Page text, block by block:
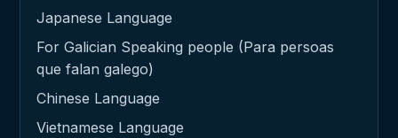
Japanese Language
For Galician Speaking people (Para persoas
que falan galego)
Chinese Language
Vietnamese Language